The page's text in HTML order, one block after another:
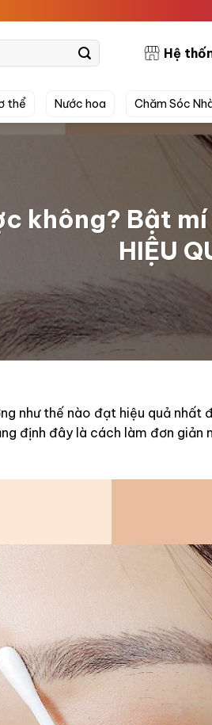
Hệ
thể Nước hoa Chăm Sóc
không? Bật
HIỆU
như thế nào đạt hiệu quả
định đây là cách làm đơn giản